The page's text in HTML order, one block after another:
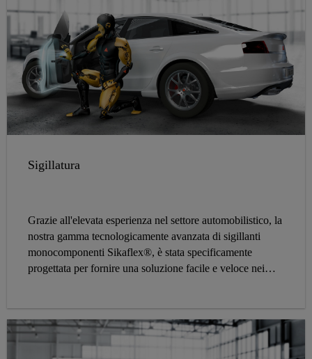
Sigillatura
Grazie all'elevata esperienza nel settore automobilistico, la
nostra gamma tecnologicamente avanzata di sigillanti
monocomponenti Sikaflex®, è stata specificamente
progettata per fornire una soluzione facile e veloce nei